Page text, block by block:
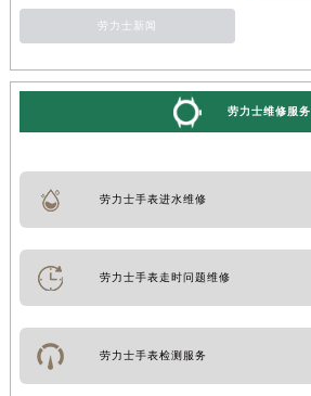
劳力士新闻
劳力士维修服务
劳力士手表进水维修
劳力士手表走时问题维修
劳力士手表检测服务